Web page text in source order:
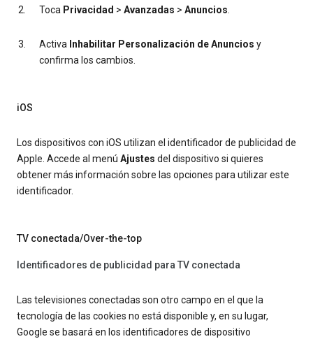
Toca Privacidad > Avanzadas > Anuncios.
Activa Inhabilitar Personalización de Anuncios y
confirma los cambios.
iOS
Los dispositivos con iOS utilizan el identificador de publicidad de
Apple. Accede al menú Ajustes del dispositivo si quieres
obtener más información sobre las opciones para utilizar este
identificador.
TV conectada/Over-the-top
Identificadores de publicidad para TV conectada
Las televisiones conectadas son otro campo en el que la
tecnología de las cookies no está disponible y, en su lugar,
Google se basará en los identificadores de dispositivo